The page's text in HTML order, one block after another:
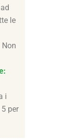
le
i
per